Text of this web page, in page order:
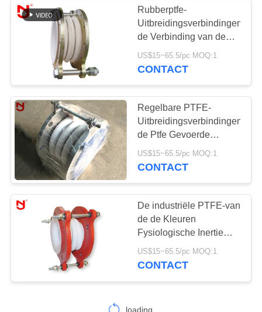
Rubberptfe-
Uitbreidingsverbindingen,
de Verbinding van de
Pijpuitbreiding met
Kromgetrokken
US$15~65.5/pc MOQ:1
CONTACT
Regelbare PTFE-
Uitbreidingsverbindingen,
de Ptfe Gevoerde
Trekstang van het
BlaasbalgenKoolstofstaal
US$15~65.5/pc MOQ:1
CONTACT
De industriële PTFE-van
de de Kleuren
Fysiologische Inertie
van
Uitbreidingsverbindingen
US$15~65.5/pc MOQ:1
CONTACT
loading...